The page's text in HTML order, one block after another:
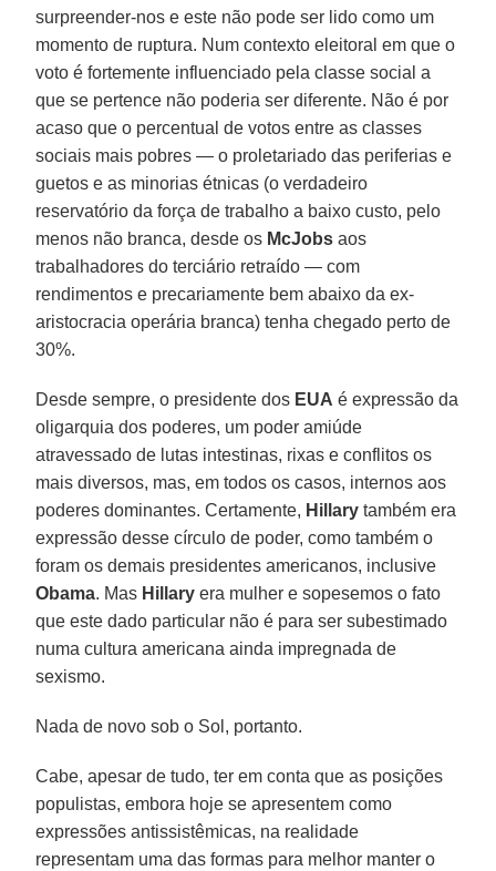
surpreender-nos e este não pode ser lido como um
momento de ruptura. Num contexto eleitoral em que o
voto é fortemente influenciado pela classe social a
que se pertence não poderia ser diferente. Não é por
acaso que o percentual de votos entre as classes
sociais mais pobres — o proletariado das periferias e
guetos e as minorias étnicas (o verdadeiro
reservatório da força de trabalho a baixo custo, pelo
menos não branca, desde os McJobs aos
trabalhadores do terciário retraído — com
rendimentos e precariamente bem abaixo da ex-
aristocracia operária branca) tenha chegado perto de
30%.
Desde sempre, o presidente dos EUA é expressão da
oligarquia dos poderes, um poder amiúde
atravessado de lutas intestinas, rixas e conflitos os
mais diversos, mas, em todos os casos, internos aos
poderes dominantes. Certamente, Hillary também era
expressão desse círculo de poder, como também o
foram os demais presidentes americanos, inclusive
Obama. Mas Hillary era mulher e sopesemos o fato
que este dado particular não é para ser subestimado
numa cultura americana ainda impregnada de
sexismo.
Nada de novo sob o Sol, portanto.
Cabe, apesar de tudo, ter em conta que as posições
populistas, embora hoje se apresentem como
expressões antissistêmicas, na realidade
representam uma das formas para melhor manter o